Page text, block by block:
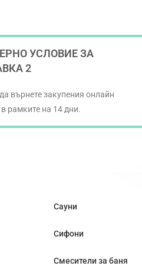
УСЛОВИЕ ЗА
2
върнете закупения онлайн
рамките на 14 дни.
Сауни
Сифони
Смесители за баня